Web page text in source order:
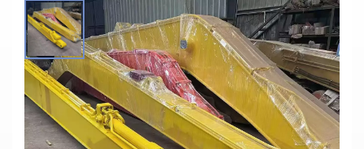
Pluma Y Brazo De Excavadora De Largo
Alcance PC200-7 Para Dragado Y
Excavación Profunda